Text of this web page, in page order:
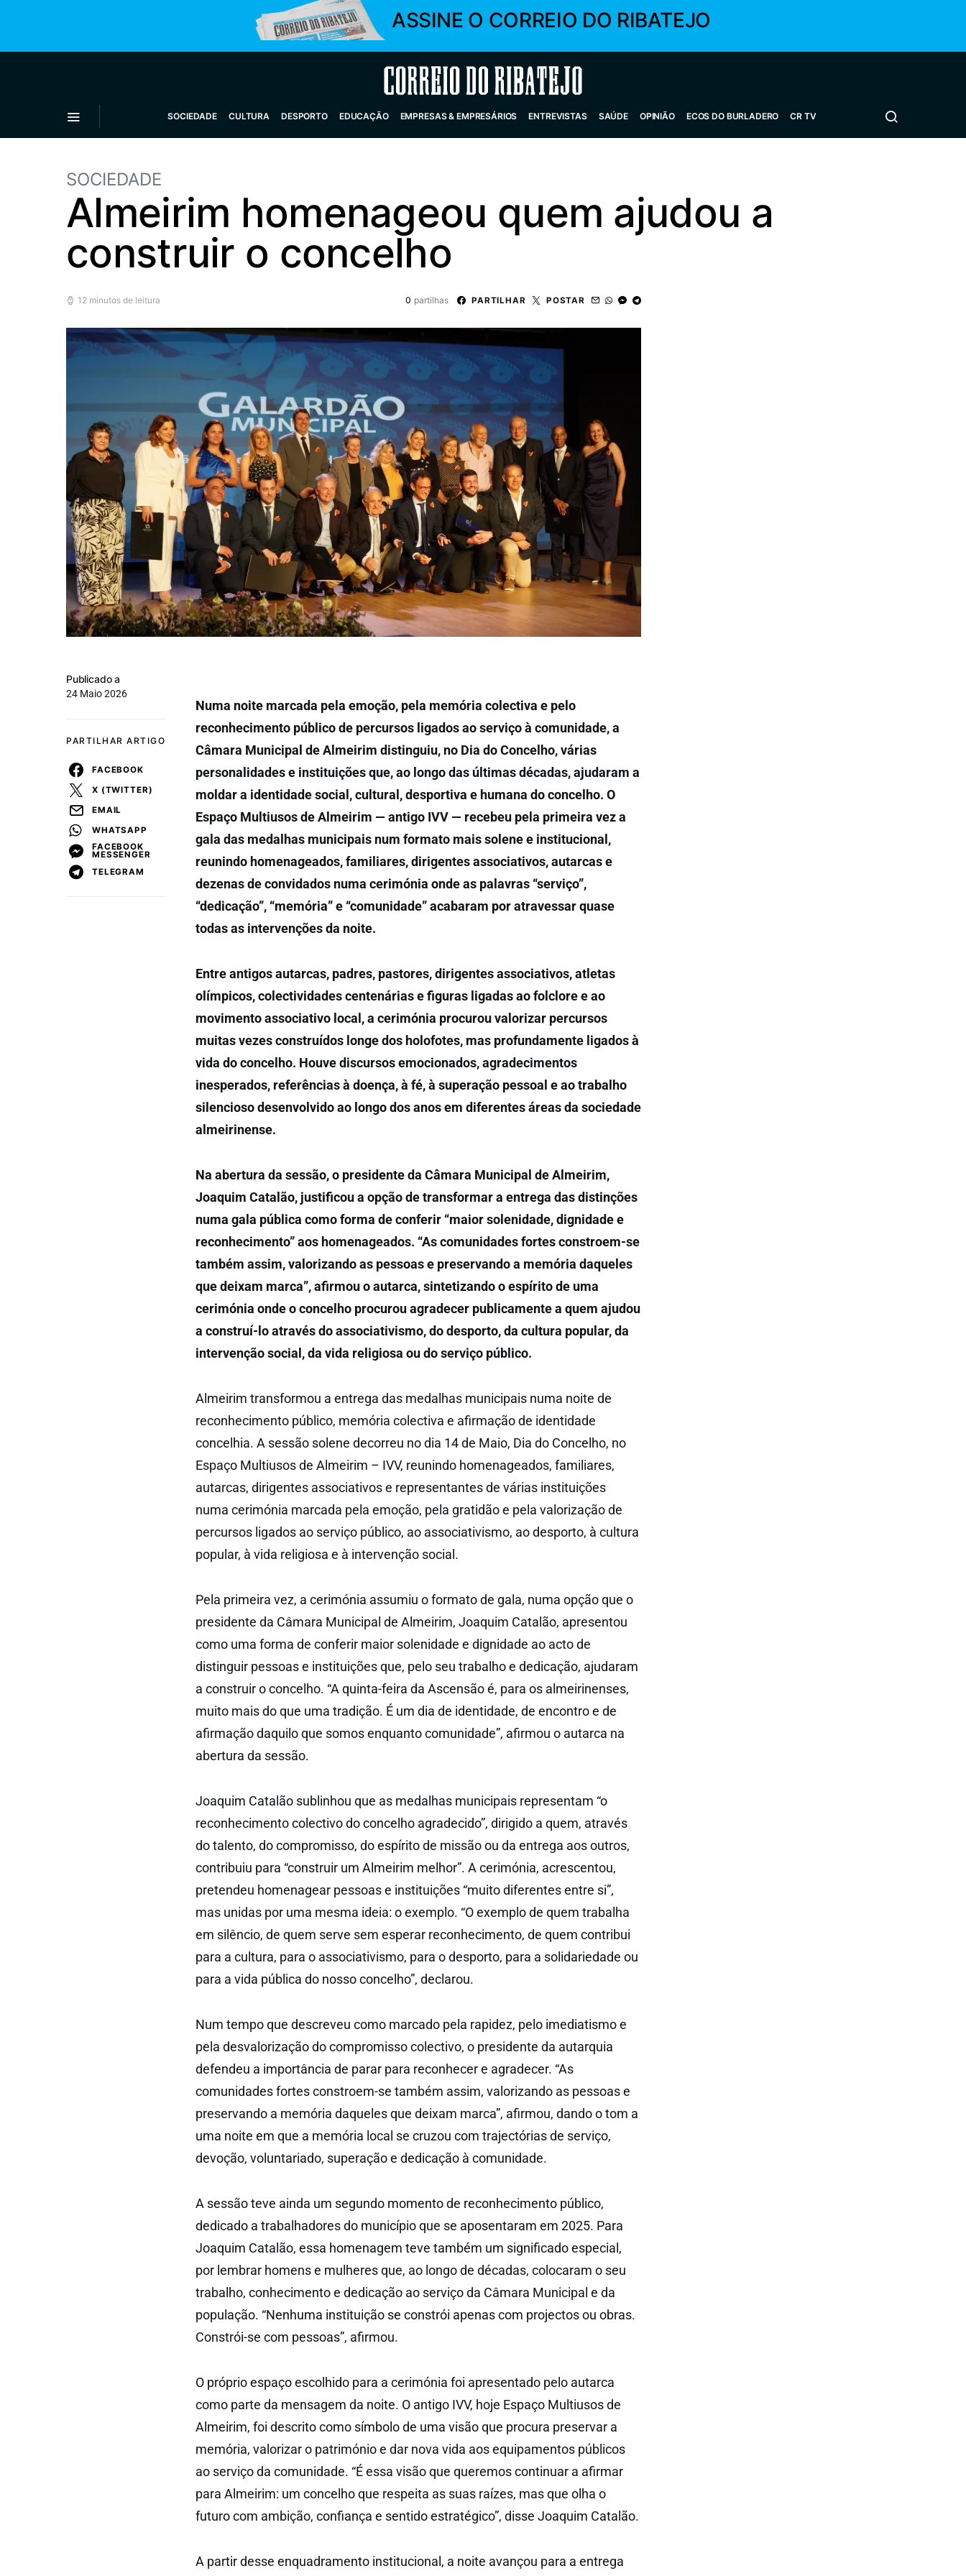
ASSINE O CORREIO DO RIBATEJO
Correio do Ribatejo
SOCIEDADE CULTURA DESPORTO EDUCAÇÃO EMPRESAS & EMPRESÁRIOS ENTREVISTAS SAÚDE OPINIÃO ECOS DO BURLADERO CR TV
SOCIEDADE
Almeirim homenageou quem ajudou a
construir o concelho
12 minutos de leitura 0 partilhas PARTILHAR POSTAR
Publicado a
24 Maio 2026
PARTILHAR ARTIGO
FACEBOOK
X (TWITTER)
EMAIL
WHATSAPP
FACEBOOK
MESSENGER
TELEGRAM
Numa noite marcada pela emoção, pela memória colectiva e pelo
reconhecimento público de percursos ligados ao serviço à comunidade, a
Câmara Municipal de Almeirim distinguiu, no Dia do Concelho, várias
personalidades e instituições que, ao longo das últimas décadas, ajudaram a
moldar a identidade social, cultural, desportiva e humana do concelho. O
Espaço Multiusos de Almeirim — antigo IVV — recebeu pela primeira vez a
gala das medalhas municipais num formato mais solene e institucional,
reunindo homenageados, familiares, dirigentes associativos, autarcas e
dezenas de convidados numa cerimónia onde as palavras “serviço”,
“dedicação”, “memória” e “comunidade” acabaram por atravessar quase
todas as intervenções da noite.
Entre antigos autarcas, padres, pastores, dirigentes associativos, atletas
olímpicos, colectividades centenárias e figuras ligadas ao folclore e ao
movimento associativo local, a cerimónia procurou valorizar percursos
muitas vezes construídos longe dos holofotes, mas profundamente ligados à
vida do concelho. Houve discursos emocionados, agradecimentos
inesperados, referências à doença, à fé, à superação pessoal e ao trabalho
silencioso desenvolvido ao longo dos anos em diferentes áreas da sociedade
almeirinense.
Na abertura da sessão, o presidente da Câmara Municipal de Almeirim,
Joaquim Catalão, justificou a opção de transformar a entrega das distinções
numa gala pública como forma de conferir “maior solenidade, dignidade e
reconhecimento” aos homenageados. “As comunidades fortes constroem-se
também assim, valorizando as pessoas e preservando a memória daqueles
que deixam marca”, afirmou o autarca, sintetizando o espírito de uma
cerimónia onde o concelho procurou agradecer publicamente a quem ajudou
a construí-lo através do associativismo, do desporto, da cultura popular, da
intervenção social, da vida religiosa ou do serviço público.
Almeirim transformou a entrega das medalhas municipais numa noite de
reconhecimento público, memória colectiva e afirmação de identidade
concelhia. A sessão solene decorreu no dia 14 de Maio, Dia do Concelho, no
Espaço Multiusos de Almeirim – IVV, reunindo homenageados, familiares,
autarcas, dirigentes associativos e representantes de várias instituições
numa cerimónia marcada pela emoção, pela gratidão e pela valorização de
percursos ligados ao serviço público, ao associativismo, ao desporto, à cultura
popular, à vida religiosa e à intervenção social.
Pela primeira vez, a cerimónia assumiu o formato de gala, numa opção que o
presidente da Câmara Municipal de Almeirim, Joaquim Catalão, apresentou
como uma forma de conferir maior solenidade e dignidade ao acto de
distinguir pessoas e instituições que, pelo seu trabalho e dedicação, ajudaram
a construir o concelho. “A quinta-feira da Ascensão é, para os almeirinenses,
muito mais do que uma tradição. É um dia de identidade, de encontro e de
afirmação daquilo que somos enquanto comunidade”, afirmou o autarca na
abertura da sessão.
Joaquim Catalão sublinhou que as medalhas municipais representam “o
reconhecimento colectivo do concelho agradecido”, dirigido a quem, através
do talento, do compromisso, do espírito de missão ou da entrega aos outros,
contribuiu para “construir um Almeirim melhor”. A cerimónia, acrescentou,
pretendeu homenagear pessoas e instituições “muito diferentes entre si”,
mas unidas por uma mesma ideia: o exemplo. “O exemplo de quem trabalha
em silêncio, de quem serve sem esperar reconhecimento, de quem contribui
para a cultura, para o associativismo, para o desporto, para a solidariedade ou
para a vida pública do nosso concelho”, declarou.
Num tempo que descreveu como marcado pela rapidez, pelo imediatismo e
pela desvalorização do compromisso colectivo, o presidente da autarquia
defendeu a importância de parar para reconhecer e agradecer. “As
comunidades fortes constroem-se também assim, valorizando as pessoas e
preservando a memória daqueles que deixam marca”, afirmou, dando o tom a
uma noite em que a memória local se cruzou com trajectórias de serviço,
devoção, voluntariado, superação e dedicação à comunidade.
A sessão teve ainda um segundo momento de reconhecimento público,
dedicado a trabalhadores do município que se aposentaram em 2025. Para
Joaquim Catalão, essa homenagem teve também um significado especial,
por lembrar homens e mulheres que, ao longo de décadas, colocaram o seu
trabalho, conhecimento e dedicação ao serviço da Câmara Municipal e da
população. “Nenhuma instituição se constrói apenas com projectos ou obras.
Constrói-se com pessoas”, afirmou.
O próprio espaço escolhido para a cerimónia foi apresentado pelo autarca
como parte da mensagem da noite. O antigo IVV, hoje Espaço Multiusos de
Almeirim, foi descrito como símbolo de uma visão que procura preservar a
memória, valorizar o património e dar nova vida aos equipamentos públicos
ao serviço da comunidade. “É essa visão que queremos continuar a afirmar
para Almeirim: um concelho que respeita as suas raízes, mas que olha o
futuro com ambição, confiança e sentido estratégico”, disse Joaquim Catalão.
A partir desse enquadramento institucional, a noite avançou para a entrega